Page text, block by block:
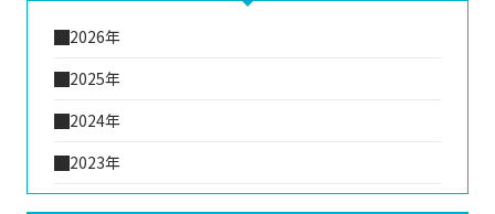
2026年
2025年
2024年
2023年